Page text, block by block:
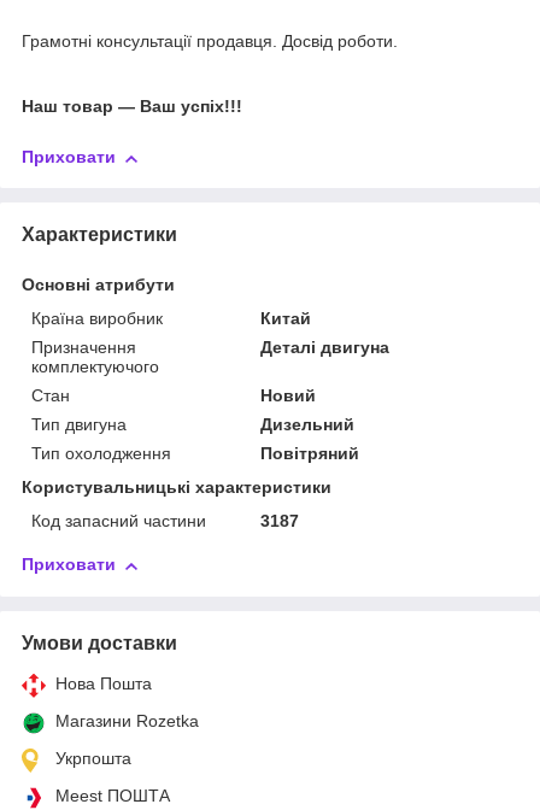
Грамотні консультації продавця. Досвід роботи.
Наш товар ― Ваш успіх!!!
Приховати
Характеристики
Основні атрибути
Країна виробник
Китай
Призначення
комплектуючого
Деталі двигуна
Стан
Новий
Тип двигуна
Дизельний
Тип охолодження
Повітряний
Користувальницькі характеристики
Код запасний частини
3187
Приховати
Умови доставки
Нова Пошта
Магазини Rozetka
Укрпошта
Meest ПОШТА